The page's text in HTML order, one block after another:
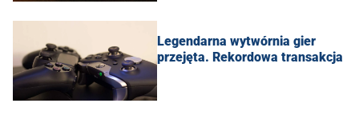
Legendarna wytwórnia gier
przejęta. Rekordowa transakcja